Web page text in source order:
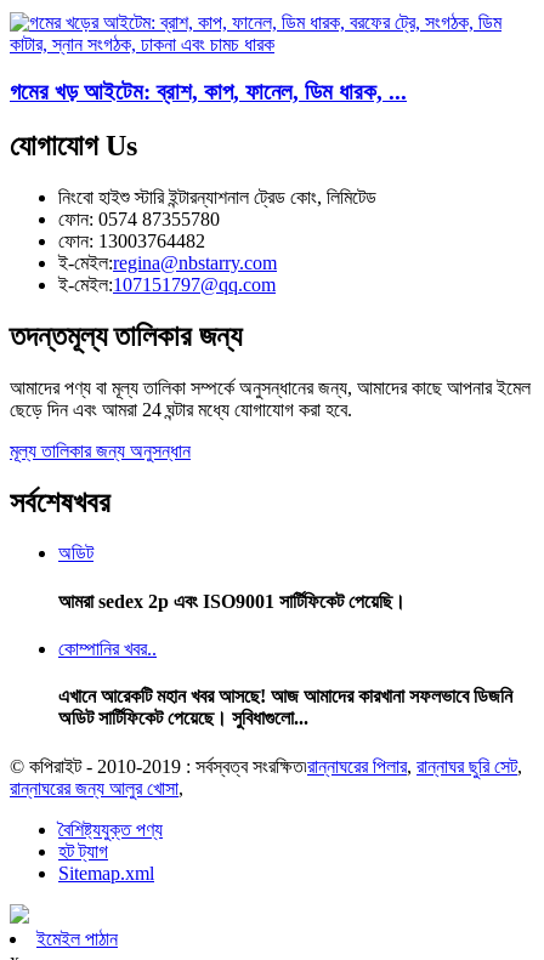
গমের খড় আইটেম: ব্রাশ, কাপ, ফানেল, ডিম ধারক, ...
যোগাযোগUs
নিংবো হাইশু স্টারি ইন্টারন্যাশনাল ট্রেড কোং, লিমিটেড
ফোন: 0574 87355780
ফোন: 13003764482
ই-মেইল:regina@nbstarry.com
ই-মেইল:107151797@qq.com
তদন্তমূল্য তালিকার জন্য
আমাদের পণ্য বা মূল্য তালিকা সম্পর্কে অনুসন্ধানের জন্য, আমাদের কাছে আপনার ইমেল
ছেড়ে দিন এবং আমরা 24 ঘন্টার মধ্যে যোগাযোগ করা হবে.
মূল্য তালিকার জন্য অনুসন্ধান
সর্বশেষখবর
অডিট
আমরা sedex 2p এবং ISO9001 সার্টিফিকেট পেয়েছি।
কোম্পানির খবর..
এখানে আরেকটি মহান খবর আসছে! আজ আমাদের কারখানা সফলভাবে ডিজনি
অডিট সার্টিফিকেট পেয়েছে। সুবিধাগুলো...
© কপিরাইট - 2010-2019 : সর্বস্বত্ব সংরক্ষিত৷রান্নাঘরের পিলার, রান্নাঘর ছুরি সেট,
রান্নাঘরের জন্য আলুর খোসা,
বৈশিষ্ট্যযুক্ত পণ্য
হট ট্যাগ
Sitemap.xml
ইমেইল পাঠান